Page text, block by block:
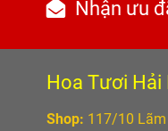
Nhận ưu
Hoa Tươi Hải
Shop: 117/10 Lãm